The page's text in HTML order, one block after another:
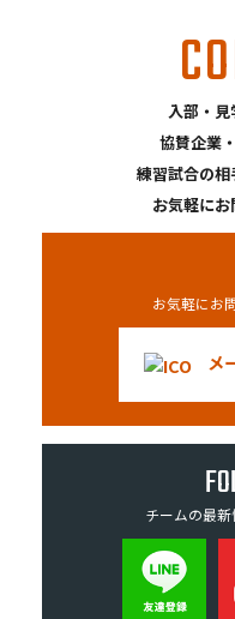
入部・見
協賛企業
練習試合の
お気軽にお
お気軽にお
メ
チームの最新